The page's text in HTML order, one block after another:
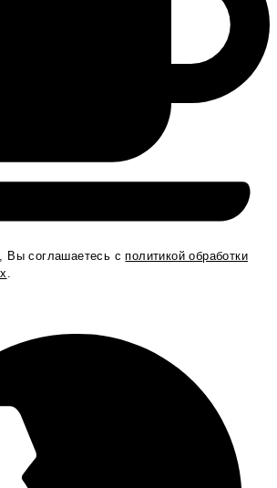
Вы соглашаетесь сполитикой обработки
.